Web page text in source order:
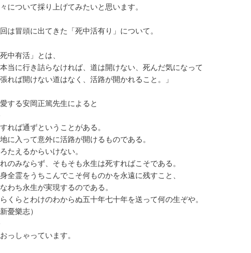
について採り上げてみたいと思います。
は冒頭に出てきた「死中活有り」について。
死中有活」とは、
本当に行き詰らなければ、道は開けない、死んだ気になって
れば開けない道はなく、活路が開かれること。」
する安岡正篤先生によると
れば通ずということがある。
に入って意外に活路が開けるものである。
たえるからいけない。
のみならず、そもそも永生は死すればこそである。
全霊をうちこんでこそ何ものかを永遠に残すこと、
わち永生が実現するのである。
くらとわけのわからぬ五十年七十年を送って何の生ぞや。
新憂樂志）
っしゃっています。